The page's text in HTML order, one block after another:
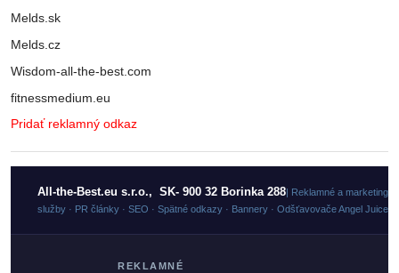
Melds.sk
Melds.cz
Wisdom-all-the-best.com
fitnessmedium.eu
Pridať reklamný odkaz
All-the-Best.eu s.r.o., SK- 900 32 Borinka 288 | Reklamné a
služby · PR články · SEO · Spätné odkazy · Bannery · Odšťavovače Angel Juicer
REKLAMNÉ